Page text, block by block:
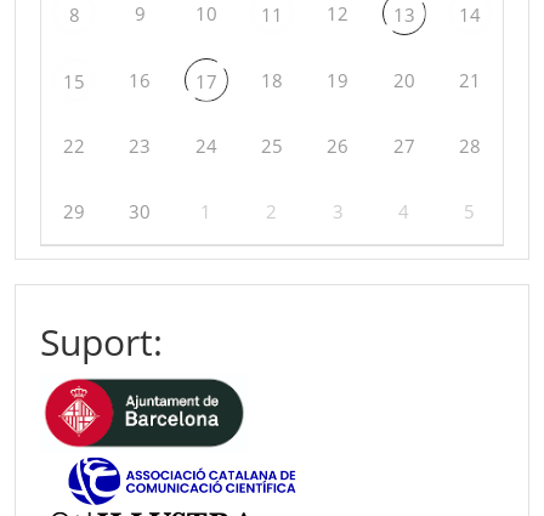
8 9 10 11 12 13 14
15 16 17 18 19 20 21
22 23 24 25 26 27 28
29 30 1 2 3 4 5
Suport: